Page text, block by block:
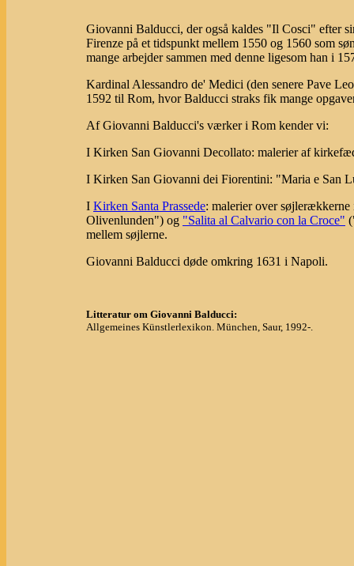
Giovanni Balducci, der også kaldes "Il Cosci" efter
Firenze på et tidspunkt mellem 1550 og 1560 som
mange arbejder sammen med denne ligesom han i
Kardinal Alessandro de' Medici (den senere Pave
1592 til Rom, hvor Balducci straks fik mange
Af Giovanni Balducci's værker i Rom kender vi:
I Kirken San Giovanni Decollato: malerier af
I Kirken San Giovanni dei Fiorentini: "Maria e San
I Kirken Santa Prassede: malerier over
Olivenlunden") og "Salita al Calvario con la Croce"
mellem søjlerne.
Giovanni Balducci døde omkring 1631 i Napoli.
Litteratur om Giovanni Balducci:
Allgemeines Künstlerlexikon. München, Saur, 1992-.